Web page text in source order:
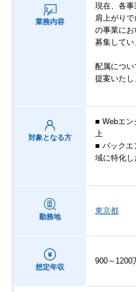
業務内容
現在、各
肩上がり
の事業に
募集してい
配属につ
提案いたし
対象となる方
■ Webエン
上
■ バックエ
域に特化
勤務地
東京都
想定年収
900～1200